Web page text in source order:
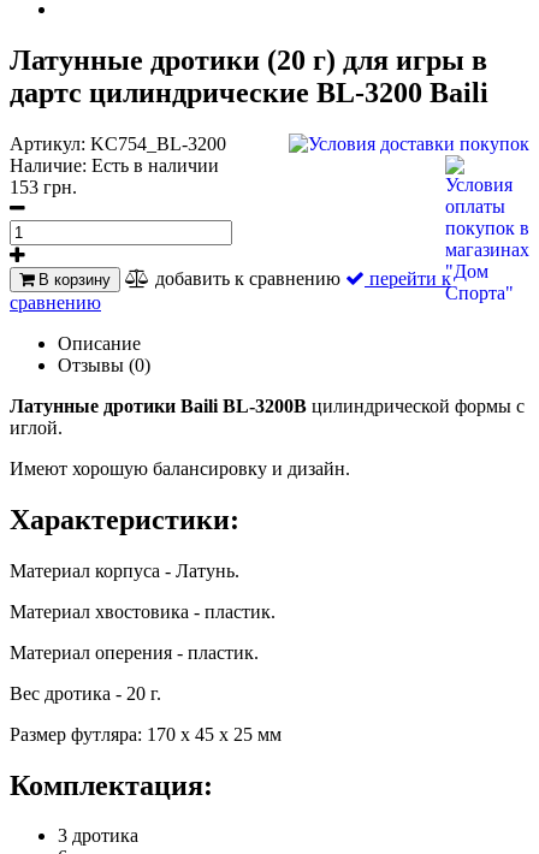
Латунные дротики (20 г) для игры в
дартс цилиндрические BL-3200 Baili
Артикул: KC754_BL-3200
Наличие: Есть в наличии
153 грн.
В корзину добавить к сравнению
перейти к
сравнению
Описание
Отзывы (0)
Латунные дротики Baili BL-3200B цилиндрической формы с
иглой.
Имеют хорошую балансировку и дизайн.
Характеристики:
Материал корпуса - Латунь.
Материал хвостовика - пластик.
Материал оперения - пластик.
Вес дротика - 20 г.
Размер футляра: 170 х 45 х 25 мм
Комплектация:
3 дротика